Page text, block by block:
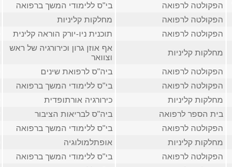
הפקולטה לרפואה
בי"ס ללימודי המשך ברפואה
הפקולטה לרפואה מחלקות קליניות
הפקולטה לרפואה
תוכנית ניו-יורק הוראה קלינית
מחלקות קליניות
אף אוזן גרון וכירורגיה של ראש
וצוואר
הפקולטה לרפואה ביה"ס לרפואת שינים
הפקולטה לרפואה
בי"ס ללימודי המשך ברפואה
מחלקות קליניות כירורגיה אורתופדית
בית הספר לרפואה ביה"ס לבריאות הציבור
הפקולטה לרפואה בי"ס ללימודי המשך ברפואה
מחלקות קליניות
אופתלמולוגיה
הפקולטה לרפואה
בי"ס ללימודי המשך ברפואה